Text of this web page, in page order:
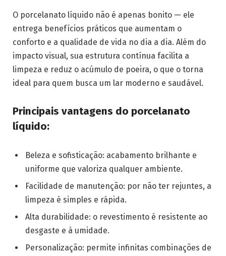
O porcelanato líquido não é apenas bonito — ele
entrega benefícios práticos que aumentam o
conforto e a qualidade de vida no dia a dia. Além do
impacto visual, sua estrutura contínua facilita a
limpeza e reduz o acúmulo de poeira, o que o torna
ideal para quem busca um lar moderno e saudável.
Principais vantagens do porcelanato
líquido:
Beleza e sofisticação: acabamento brilhante e
uniforme que valoriza qualquer ambiente.
Facilidade de manutenção: por não ter rejuntes, a
limpeza é simples e rápida.
Alta durabilidade: o revestimento é resistente ao
desgaste e à umidade.
Personalização: permite infinitas combinações de